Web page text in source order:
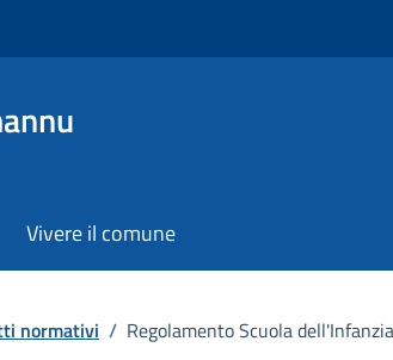
Vivere il comune
normativi / Regolamento Scuola dell'Infanzia